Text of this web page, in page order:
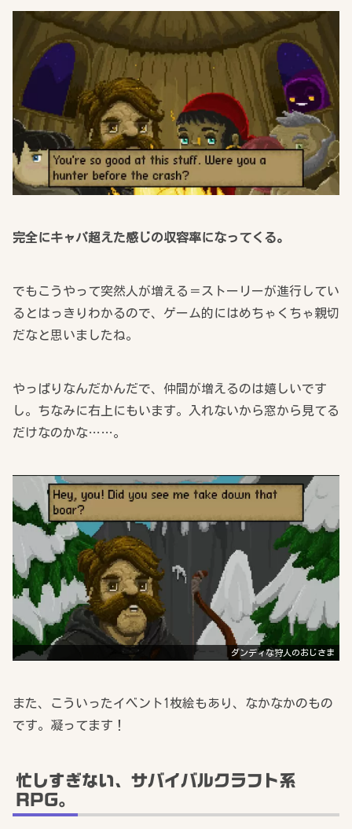
完全にキャパ超えた感じの収容率になってくる。
でもこうやって突然人が増える＝ストーリーが進行してい
るとはっきりわかるので、ゲーム的にはめちゃくちゃ親切
だなと思いましたね。
やっぱりなんだかんだで、仲間が増えるのは嬉しいです
し。ちなみに右上にもいます。入れないから窓から見てる
だけなのかな……。
ダンディな狩人のおじさま
また、こういったイベント1枚絵もあり、なかなかのもの
です。凝ってます！
忙しすぎない、サバイバルクラフト系
RPG。